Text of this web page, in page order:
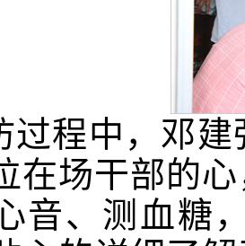
过程中，邓
在场干部的
音、测血糖